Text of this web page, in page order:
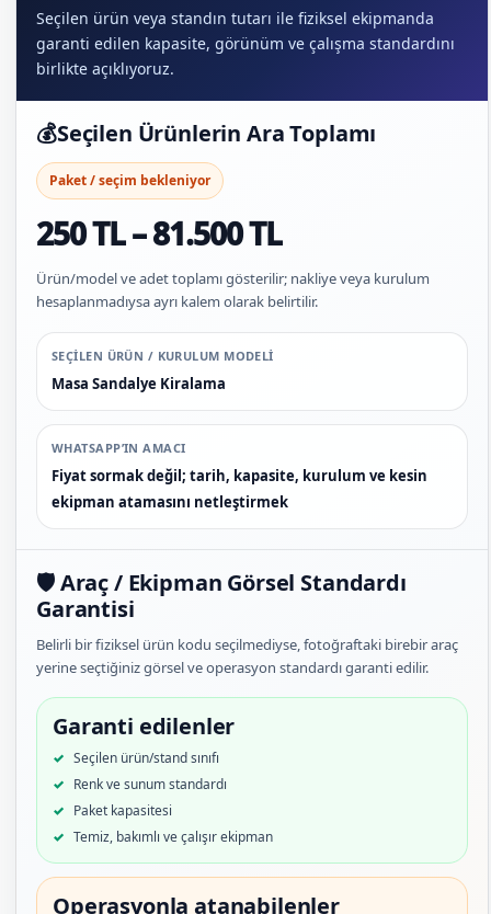
Seçilen ürün veya standın tutarı ile fiziksel ekipmanda
garanti edilen kapasite, görünüm ve çalışma standardını
birlikte açıklıyoruz.
💰Seçilen Ürünlerin Ara Toplamı
Paket / seçim bekleniyor
250 TL – 81.500 TL
Ürün/model ve adet toplamı gösterilir; nakliye veya kurulum
hesaplanmadıysa ayrı kalem olarak belirtilir.
SEÇILEN ÜRÜN / KURULUM MODELI
Masa Sandalye Kiralama
WHATSAPP’IN AMACI
Fiyat sormak değil; tarih, kapasite, kurulum ve kesin
ekipman atamasını netleştirmek
🛡️ Araç / Ekipman Görsel Standardı
Garantisi
Belirli bir fiziksel ürün kodu seçilmediyse, fotoğraftaki birebir araç
yerine seçtiğiniz görsel ve operasyon standardı garanti edilir.
Garanti edilenler
Seçilen ürün/stand sınıfı
Renk ve sunum standardı
Paket kapasitesi
Temiz, bakımlı ve çalışır ekipman
Operasyonla atanabilenler